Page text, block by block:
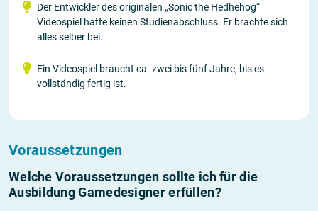
Der Entwickler des originalen „Sonic the Hedhehog“
Videospiel hatte keinen Studienabschluss. Er brachte sich
alles selber bei.
Ein Videospiel braucht ca. zwei bis fünf Jahre, bis es
vollständig fertig ist.
Voraussetzungen
Welche Voraussetzungen sollte ich für die
Ausbildung Gamedesigner erfüllen?